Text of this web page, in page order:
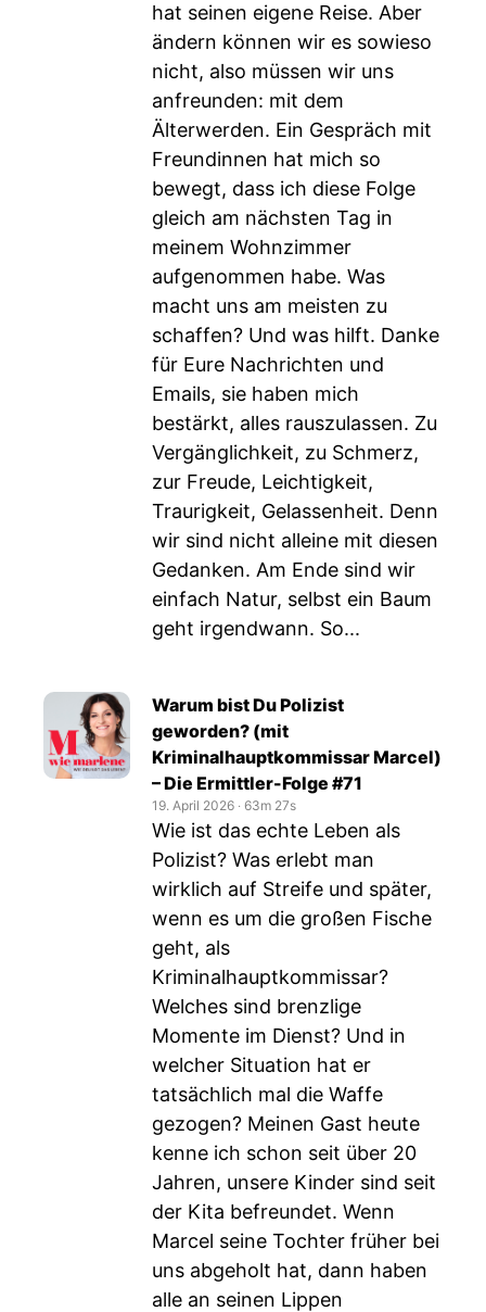
hat seinen eigene Reise. Aber
ändern können wir es sowieso
nicht, also müssen wir uns
anfreunden: mit dem
Älterwerden. Ein Gespräch mit
Freundinnen hat mich so
bewegt, dass ich diese Folge
gleich am nächsten Tag in
meinem Wohnzimmer
aufgenommen habe. Was
macht uns am meisten zu
schaffen? Und was hilft. Danke
für Eure Nachrichten und
Emails, sie haben mich
bestärkt, alles rauszulassen. Zu
Vergänglichkeit, zu Schmerz,
zur Freude, Leichtigkeit,
Traurigkeit, Gelassenheit. Denn
wir sind nicht alleine mit diesen
Gedanken. Am Ende sind wir
einfach Natur, selbst ein Baum
geht irgendwann. So...
Warum bist Du Polizist
geworden? (mit
Kriminalhauptkommissar Marcel)
– Die Ermittler-Folge #71
19. April 2026 ‧ 63m 27s
Wie ist das echte Leben als
Polizist? Was erlebt man
wirklich auf Streife und später,
wenn es um die großen Fische
geht, als
Kriminalhauptkommissar?
Welches sind brenzlige
Momente im Dienst? Und in
welcher Situation hat er
tatsächlich mal die Waffe
gezogen? Meinen Gast heute
kenne ich schon seit über 20
Jahren, unsere Kinder sind seit
der Kita befreundet. Wenn
Marcel seine Tochter früher bei
uns abgeholt hat, dann haben
alle an seinen Lippen